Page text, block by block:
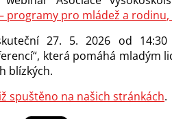
programy pro mládež a rodinu
27. 5. 2026 od
která pomáhá mladým
blízkých.
spuštěno na našich stránkách.